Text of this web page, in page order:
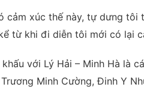
cảm xúc thế này, tự dưng tôi
từ khi đi diễn tôi mới có lại
với Lý Hải – Minh Hà là
Minh Cường, Đinh Y